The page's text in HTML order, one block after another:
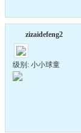
zizaidefeng2
级别: 小小球童